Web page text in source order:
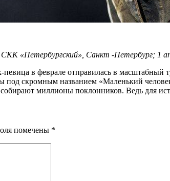
«Петербургский», Санкт -Петербург; 1
в феврале отправилась в масштабный
скромным названием «Маленький
миллионы поклонников. Ведь для
помечены *